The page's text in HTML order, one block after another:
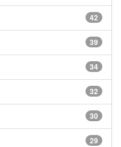
42
39
34
32
30
29